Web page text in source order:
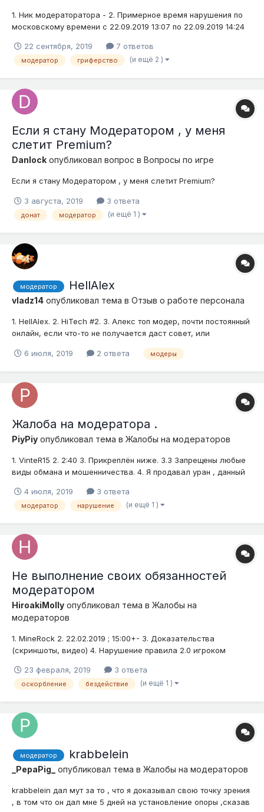
1. Ник модераторатора - 2. Примерное время нарушения по
московскому времени с 22.09.2019 13:07 по 22.09.2019 14:24
описание нарушения (опишите ситуацию). Сначало купил 500
гнилой плоти за 15к эконов с доплатой...
22 сентября, 2019 7 ответов
модератор гриферство (и ещё 2 )
Если я стану Модератором , у меня
слетит Premium?
Danlock опубликовал вопрос в Вопросы по игре
Если я стану Модератором , у меня слетит Premium?
3 августа, 2019 3 ответа
донат модератор (и ещё 1 )
модератор HellAlex
vladz14 опубликовал тема в Отзыв о работе персонала
1. HellAlex. 2. HiTech #2. 3. Алекс топ модер, почти постоянный
онлайн, если что-то не получается даст совет, или
скриншоты его работы чтобы верили, что это не просто
6 июля, 2019 2 ответа модеры
Жалоба на модератора .
PiyPiy опубликовал тема в Жалобы на модераторов
1. VinteR15 2. 2:40 3. Прикреплён ниже. 3.3 Запрещены любые
виды обмана и мошенничества. 4. Я продавал уран , данный
команду для перевода денег на его счёт , а потом попросил
отдать ему уран , который у меня был. Это не первый...
4 июля, 2019 3 ответа
модератор нарушение (и ещё 1 )
Не выполнение своих обязанностей
модератором
HiroakiMolly опубликовал тема в Жалобы на
модераторов
1. MineRock 2. 22.02.2019 ; 15:00+- 3. Доказательства
(скриншоты, видео) 4. Нарушение правила 2.0 игроком
предлагает отключить чат :з) Если этого игрока замутили,
предоставьте доказательства, потому что в чате этого не
23 февраля, 2019 3 ответа
оскорбление бездействие (и ещё 1 )
модератор krabbelein
_PepaPig_ опубликовал тема в Жалобы на модераторов
krabbelein дал мут за то , что я доказывал свою точку зрения
, в том что он дал мне 5 дней на установление опоры ,сказав